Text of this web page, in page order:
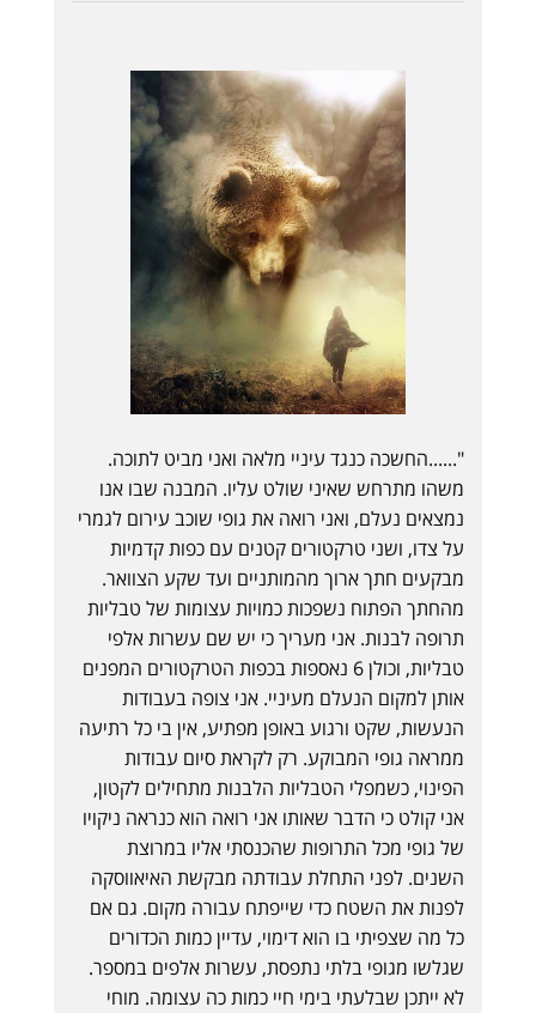
"......החשכה כנגד עיניי מלאה ואני מביט לתוכה.
משהו מתרחש שאיני שולט עליו. המבנה שבו אנו
נמצאים נעלם, ואני רואה את גופי שוכב עירום לגמרי
על צדו, ושני טרקטורים קטנים עם כפות קדמיות
מבקעים חתך ארוך מהמותניים ועד שקע הצוואר.
מהחתך הפתוח נשפכות כמויות עצומות של טבליות
תרופה לבנות. אני מעריך כי יש שם עשרות אלפי
טבליות, וכולן 6 נאספות בכפות הטרקטורים המפנים
אותן למקום הנעלם מעיניי. אני צופה בעבודות
הנעשות, שקט ורגוע באופן מפתיע, אין בי כל רתיעה
ממראה גופי המבוקע. רק לקראת סיום עבודות
הפינוי, כשמפלי הטבליות הלבנות מתחילים לקטון,
אני קולט כי הדבר שאותו אני רואה הוא כנראה ניקויו
של גופי מכל התרופות שהכנסתי אליו במרוצת
השנים. לפני התחלת עבודתה מבקשת האיאווסקה
לפנות את השטח כדי שייפתח עבורה מקום. גם אם
כל מה שצפיתי בו הוא דימוי, עדיין כמות הכדורים
שגלשו מגופי בלתי נתפסת, עשרות אלפים במספר.
לא ייתכן שבלעתי בימי חיי כמות כה עצומה. מוחי